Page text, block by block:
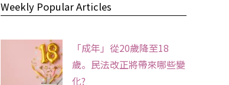
Weekly Popular Articles
「成年」從20歲降至18
歲。民法改正將帶來哪些變
化?